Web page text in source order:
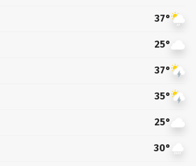
37°
25°
37°
35°
25°
30°